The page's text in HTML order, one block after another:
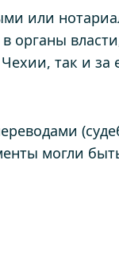
или
органы
так и
могли